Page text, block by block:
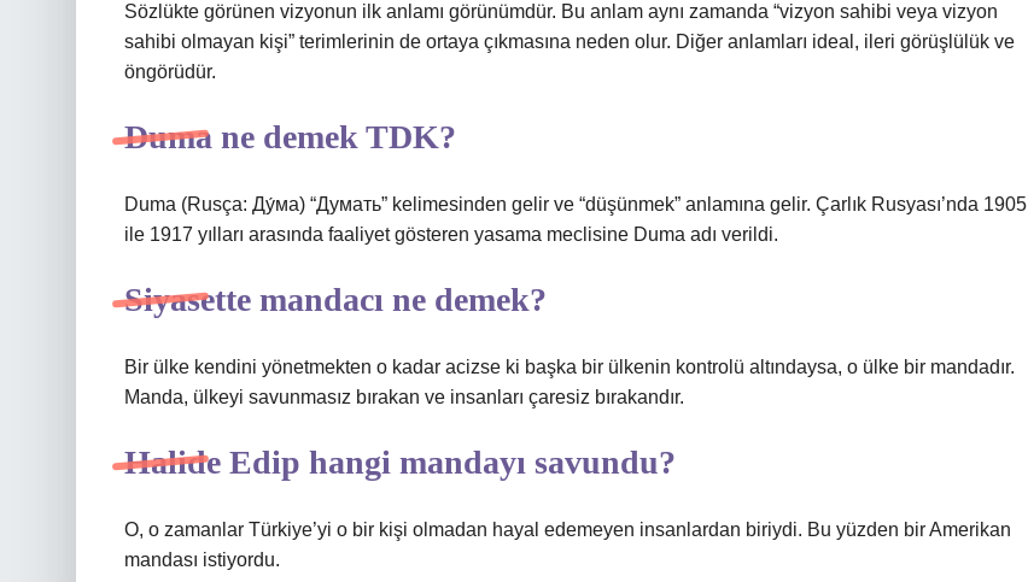
Sözlükte görünen vizyonun ilk anlamı görünümdür. Bu anlam aynı zamanda “vizyon sahibi veya vizyon
sahibi olmayan kişi” terimlerinin de ortaya çıkmasına neden olur. Diğer anlamları ideal, ileri görüşlülük ve
öngörüdür.
Duma ne demek TDK?
Duma (Rusça: Ду́ма) “Думать” kelimesinden gelir ve “düşünmek” anlamına gelir. Çarlık Rusyası’nda 1905
ile 1917 yılları arasında faaliyet gösteren yasama meclisine Duma adı verildi.
Siyasette mandacı ne demek?
Bir ülke kendini yönetmekten o kadar acizse ki başka bir ülkenin kontrolü altındaysa, o ülke bir mandadır.
Manda, ülkeyi savunmasız bırakan ve insanları çaresiz bırakandır.
Halide Edip hangi mandayı savundu?
O, o zamanlar Türkiye’yi o bir kişi olmadan hayal edemeyen insanlardan biriydi. Bu yüzden bir Amerikan
mandası istiyordu.